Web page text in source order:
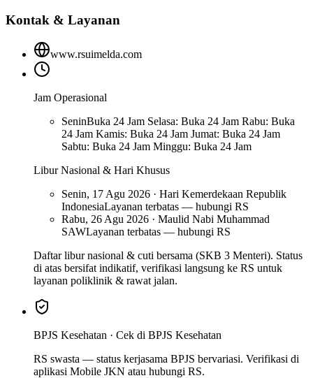
Kontak & Layanan
www.rsuimelda.com
Jam Operasional
SeninBuka 24 Jam Selasa: Buka 24 Jam Rabu: Buka
24 Jam Kamis: Buka 24 Jam Jumat: Buka 24 Jam
Sabtu: Buka 24 Jam Minggu: Buka 24 Jam
Libur Nasional & Hari Khusus
Senin, 17 Agu 2026 · Hari Kemerdekaan Republik
IndonesiaLayanan terbatas — hubungi RS
Rabu, 26 Agu 2026 · Maulid Nabi Muhammad
SAWLayanan terbatas — hubungi RS
Daftar libur nasional & cuti bersama (SKB 3 Menteri). Status
di atas bersifat indikatif, verifikasi langsung ke RS untuk
layanan poliklinik & rawat jalan.
BPJS Kesehatan · Cek di BPJS Kesehatan
RS swasta — status kerjasama BPJS bervariasi. Verifikasi di
aplikasi Mobile JKN atau hubungi RS.